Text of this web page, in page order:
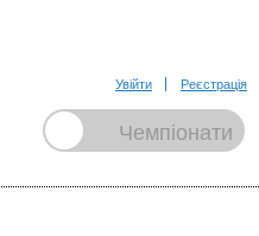
Увійти Реєстрація